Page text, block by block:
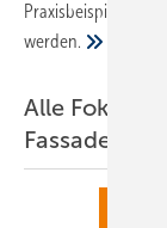
Praxisbeispiele,
werden.
Alle Fokus-